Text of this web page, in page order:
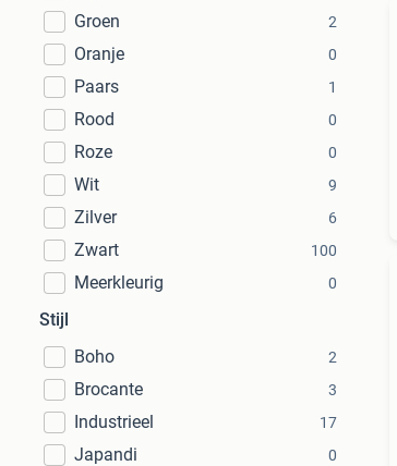
Groen 2
Oranje 0
Paars 1
Rood 0
Roze 0
Wit 9
Zilver 6
Zwart 100
Meerkleurig 0
Stijl
Boho
2
Brocante 3
Industrieel 17
Japandi 0